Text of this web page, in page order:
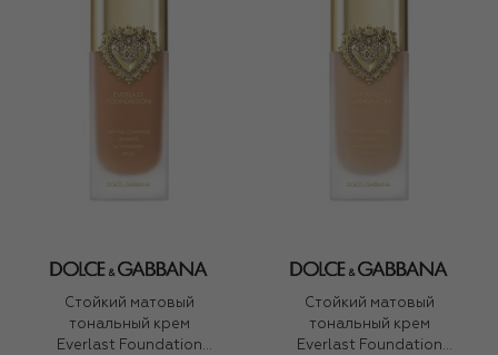
Стойкий матовый
тональный крем
Everlast Foundation
Стойкий матовый
тональный крем
Everlast Foundation